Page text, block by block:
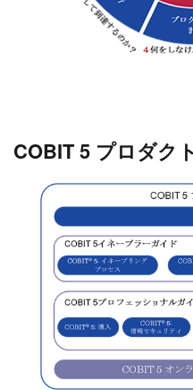
COBIT 5 プロダク